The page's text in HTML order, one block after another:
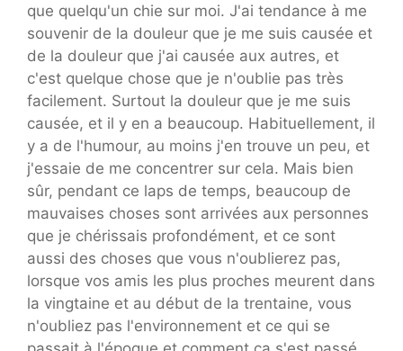
que quelqu'un chie sur moi. J'ai tendance à me
souvenir de la douleur que je me suis causée et
de la douleur que j'ai causée aux autres, et
c'est quelque chose que je n'oublie pas très
facilement. Surtout la douleur que je me suis
causée, et il y en a beaucoup. Habituellement, il
y a de l'humour, au moins j'en trouve un peu, et
j'essaie de me concentrer sur cela. Mais bien
sûr, pendant ce laps de temps, beaucoup de
mauvaises choses sont arrivées aux personnes
que je chérissais profondément, et ce sont
aussi des choses que vous n'oublierez pas,
lorsque vos amis les plus proches meurent dans
la vingtaine et au début de la trentaine, vous
n'oubliez pas l'environnement et ce qui se